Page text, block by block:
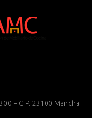
– C.P. 23100 Mancha